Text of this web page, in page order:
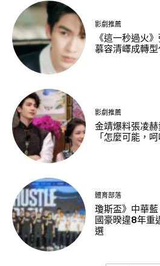
影劇推薦
《這一秒過火
慕容清嶧成轉
影劇推薦
金靖爆料張凌
「怎麼可能，呵
體育部落
瓊斯盃》中華
國豪暌違8年重
選